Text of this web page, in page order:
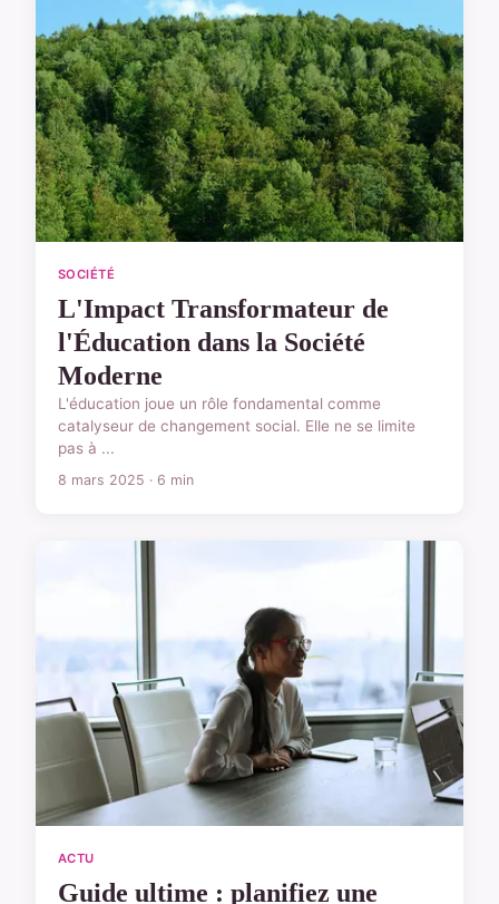
SOCIÉTÉ
L'Impact Transformateur de
l'Éducation dans la Société
Moderne
L'éducation joue un rôle fondamental comme
catalyseur de changement social. Elle ne se limite
pas à ...
8 mars 2025 · 6 min
ACTU
Guide ultime : planifiez une